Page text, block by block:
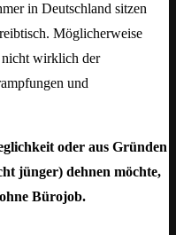
in Deutschland sitzen
Möglicherweise
nicht wirklich der
und
oder aus Gründen
jünger) dehnen möchte,
Bürojob.